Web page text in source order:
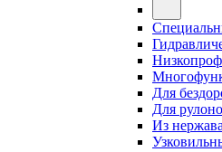
Для
Для
Из